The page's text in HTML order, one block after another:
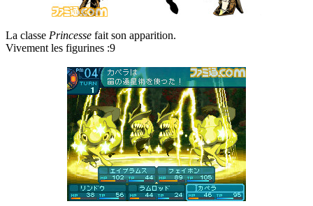
La classe Princesse fait son apparition.
Vivement les figurines :9